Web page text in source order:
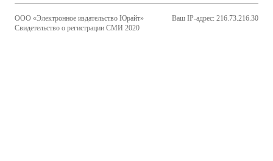
ООО «Электронное издательство Юрайт»
Свидетельство о регистрации СМИ 2020
Ваш IP-адрес: 216.73.216.30